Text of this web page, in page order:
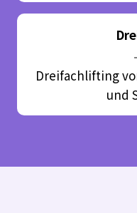
Dreifachlifting
und